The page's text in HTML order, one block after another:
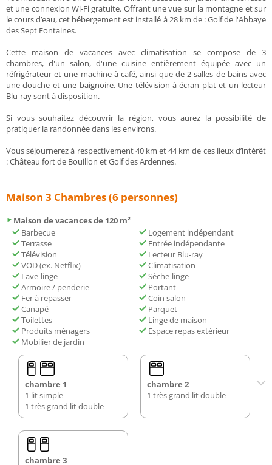
et une connexion Wi-Fi gratuite. Offrant une vue sur la montagne et sur
le cours d’eau, cet hébergement est installé à 28 km de : Golf de l'Abbaye
des Sept Fontaines.
Cette maison de vacances avec climatisation se compose de 3
chambres, d'un salon, d'une cuisine entièrement équipée avec un
réfrigérateur et une machine à café, ainsi que de 2 salles de bains avec
une douche et une baignoire. Une télévision à écran plat et un lecteur
Blu-ray sont à disposition.
Si vous souhaitez découvrir la région, vous aurez la possibilité de
pratiquer la randonnée dans les environs.
Vous séjournerez à respectivement 40 km et 44 km de ces lieux d’intérêt
: Château fort de Bouillon et Golf des Ardennes.
Maison 3 Chambres (6 personnes)
Maison de vacances de 120 m²
Barbecue
Logement indépendant
Terrasse
Entrée indépendante
Télévision
Lecteur Blu-ray
VOD (ex. Netflix)
Climatisation
Lave-linge
Sèche-linge
Armoire / penderie
Portant
Fer à repasser
Coin salon
Canapé
Parquet
Toilettes
Linge de maison
Produits ménagers
Espace repas extérieur
Mobilier de jardin
chambre 1
1 lit simple
1 très grand lit double
chambre 2
1 très grand lit double
chambre 3